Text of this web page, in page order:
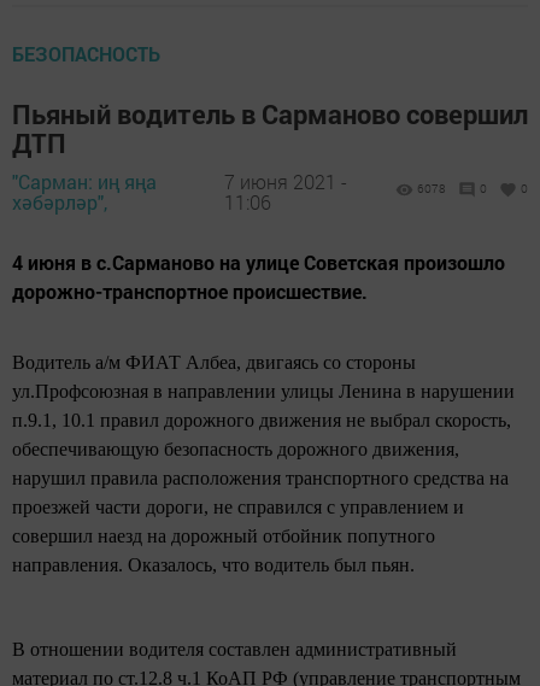
БЕЗОПАСНОСТЬ
Пьяный водитель в Сарманово совершил
ДТП
"Сарман: иң яңа
хәбәрләр",
7 июня 2021 -
11:06
6078 0 0
4 июня в с.Сарманово на улице Советская произошло
дорожно-транспортное происшествие.
Водитель а/м ФИАТ Албеа, двигаясь со стороны
ул.Профсоюзная в направлении улицы Ленина в нарушении
п.9.1, 10.1 правил дорожного движения не выбрал скорость,
обеспечивающую безопасность дорожного движения,
нарушил правила расположения транспортного средства на
проезжей части дороги, не справился с управлением и
совершил наезд на дорожный отбойник попутного
направления. Оказалось, что водитель был пьян.
В отношении водителя составлен административный
материал по ст.12.8 ч.1 КоАП РФ (управление транспортным